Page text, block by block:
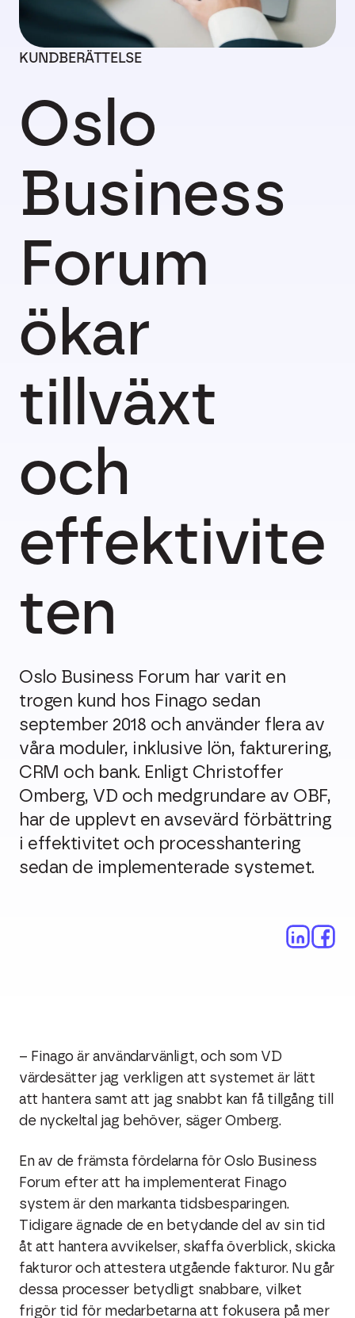
KUNDBERÄTTELSE
Oslo
Business
Forum
ökar
tillväxt
och
effektivite
ten
Oslo Business Forum har varit en
trogen kund hos Finago sedan
september 2018 och använder flera av
våra moduler, inklusive lön, fakturering,
CRM och bank. Enligt Christoffer
Omberg, VD och medgrundare av OBF,
har de upplevt en avsevärd förbättring
i effektivitet och processhantering
sedan de implementerade systemet.
– Finago är användarvänligt, och som VD
värdesätter jag verkligen att systemet är lätt
att hantera samt att jag snabbt kan få tillgång till
de nyckeltal jag behöver, säger Omberg.
En av de främsta fördelarna för Oslo Business
Forum efter att ha implementerat Finago
system är den markanta tidsbesparingen.
Tidigare ägnade de en betydande del av sin tid
åt att hantera avvikelser, skaffa överblick, skicka
fakturor och attestera utgående fakturor. Nu går
dessa processer betydligt snabbare, vilket
frigör tid för medarbetarna att fokusera på mer